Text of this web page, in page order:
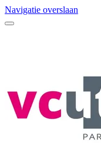
Navigatie overslaan